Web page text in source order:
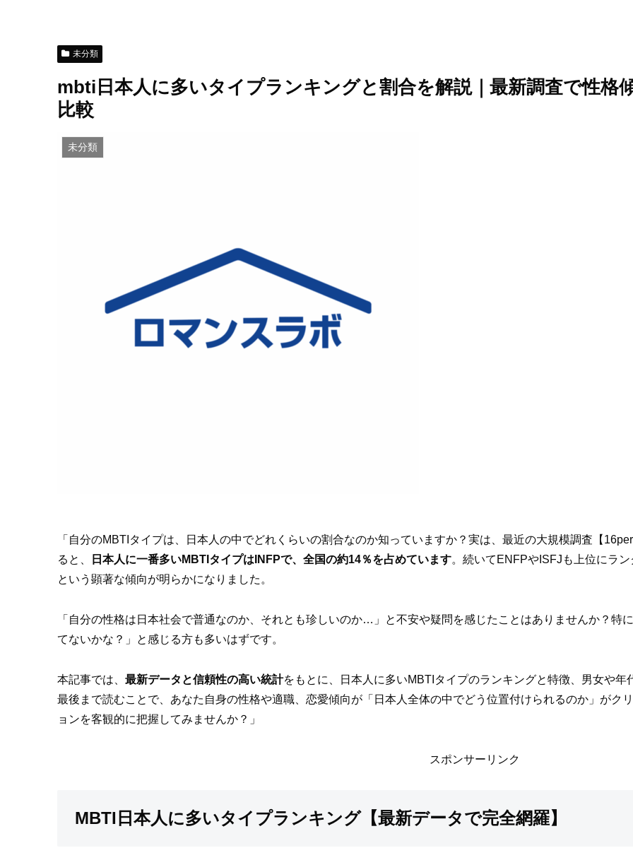
未分類
mbti日本人に多いタイプランキングと割合を解説｜最新調査で性格
比較
未分類
「自分のMBTIタイプは、日本人の中でどれくらいの割合なのか知っていますか？実は、最近の大規模調査【
ると、
日本人に一番多いMBTIタイプは INFPで、全国の約14％を占めています。続いてENFPやISFJも上位にラ
という顕著な傾向が明らかになりました。
「自分の性格は日本社会で普通なのか、それとも珍しいのか…」と不安や疑問を感じたことはありませんか？特
てないかな？」と感じる方も多いはずです。
本記事では、 最新データと信頼性の高い統計をもとに、日本人に多いMBTIタイプのランキングと特徴、男女や
最後まで読むことで、あなた自身の性格や適職、恋愛傾向が「日本人全体の中でどう位置付けられるのか」がク
ョンを客観的に把握してみませんか？」
スポンサーリンク
MBTI日本人に多いタイプランキング【最新データで完全網羅】